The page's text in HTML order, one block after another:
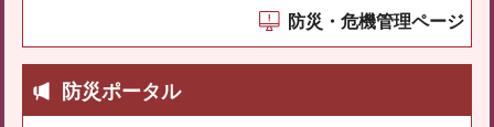
防災・危機管理ページ
防災ポータル